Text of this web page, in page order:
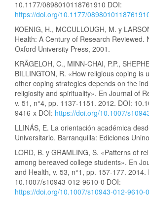
10.1177/0898010118761910 DOI:
https://doi.org/10.1177/
KOENIG, H., MCCULLOUGH, M. y
Health: A Century of Research Reviewed.
Oxford University Press, 2001.
KRÄGELOH, C., MINN-CHAI, P.P.,
BILLINGTON, R. «How religious coping is
other coping strategies depends on the
religiosity and spirituality». En Journal of
v. 51, n°4, pp. 1137-1151. 2012. DOI:
9416-x DOI: https://doi.org/10.1007/
LLINÁS, E. La orientación académica
Universitario. Barranquilla: Ediciones
LORD, B. y GRAMLING, S. «Patterns of
among bereaved college students». En
and Health, v. 53, n°1, pp. 157-177. 2014.
10.1007/s10943-012-9610-0 DOI:
https://doi.org/10.1007/s10943-012-9610-0